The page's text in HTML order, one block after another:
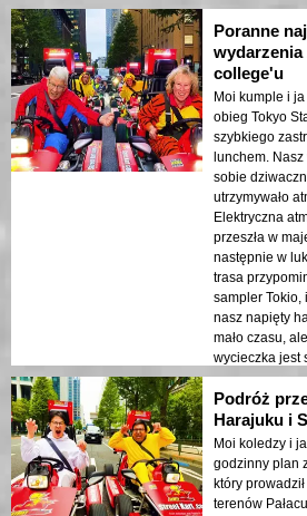
par
Tokio! 🌃
Poranne
wydarzenia
college'u
Moi kumple i
obieg Tokyo
szybkiego
lunchem. Nasz
sobie
utrzymywało
Elektryczna
przeszła w
następnie w
trasa
sampler
nasz napięty
mało czasu,
wycieczka jest
Podróż
Harajuku i
Moi koledzy i
godzinny plan
który
terenów